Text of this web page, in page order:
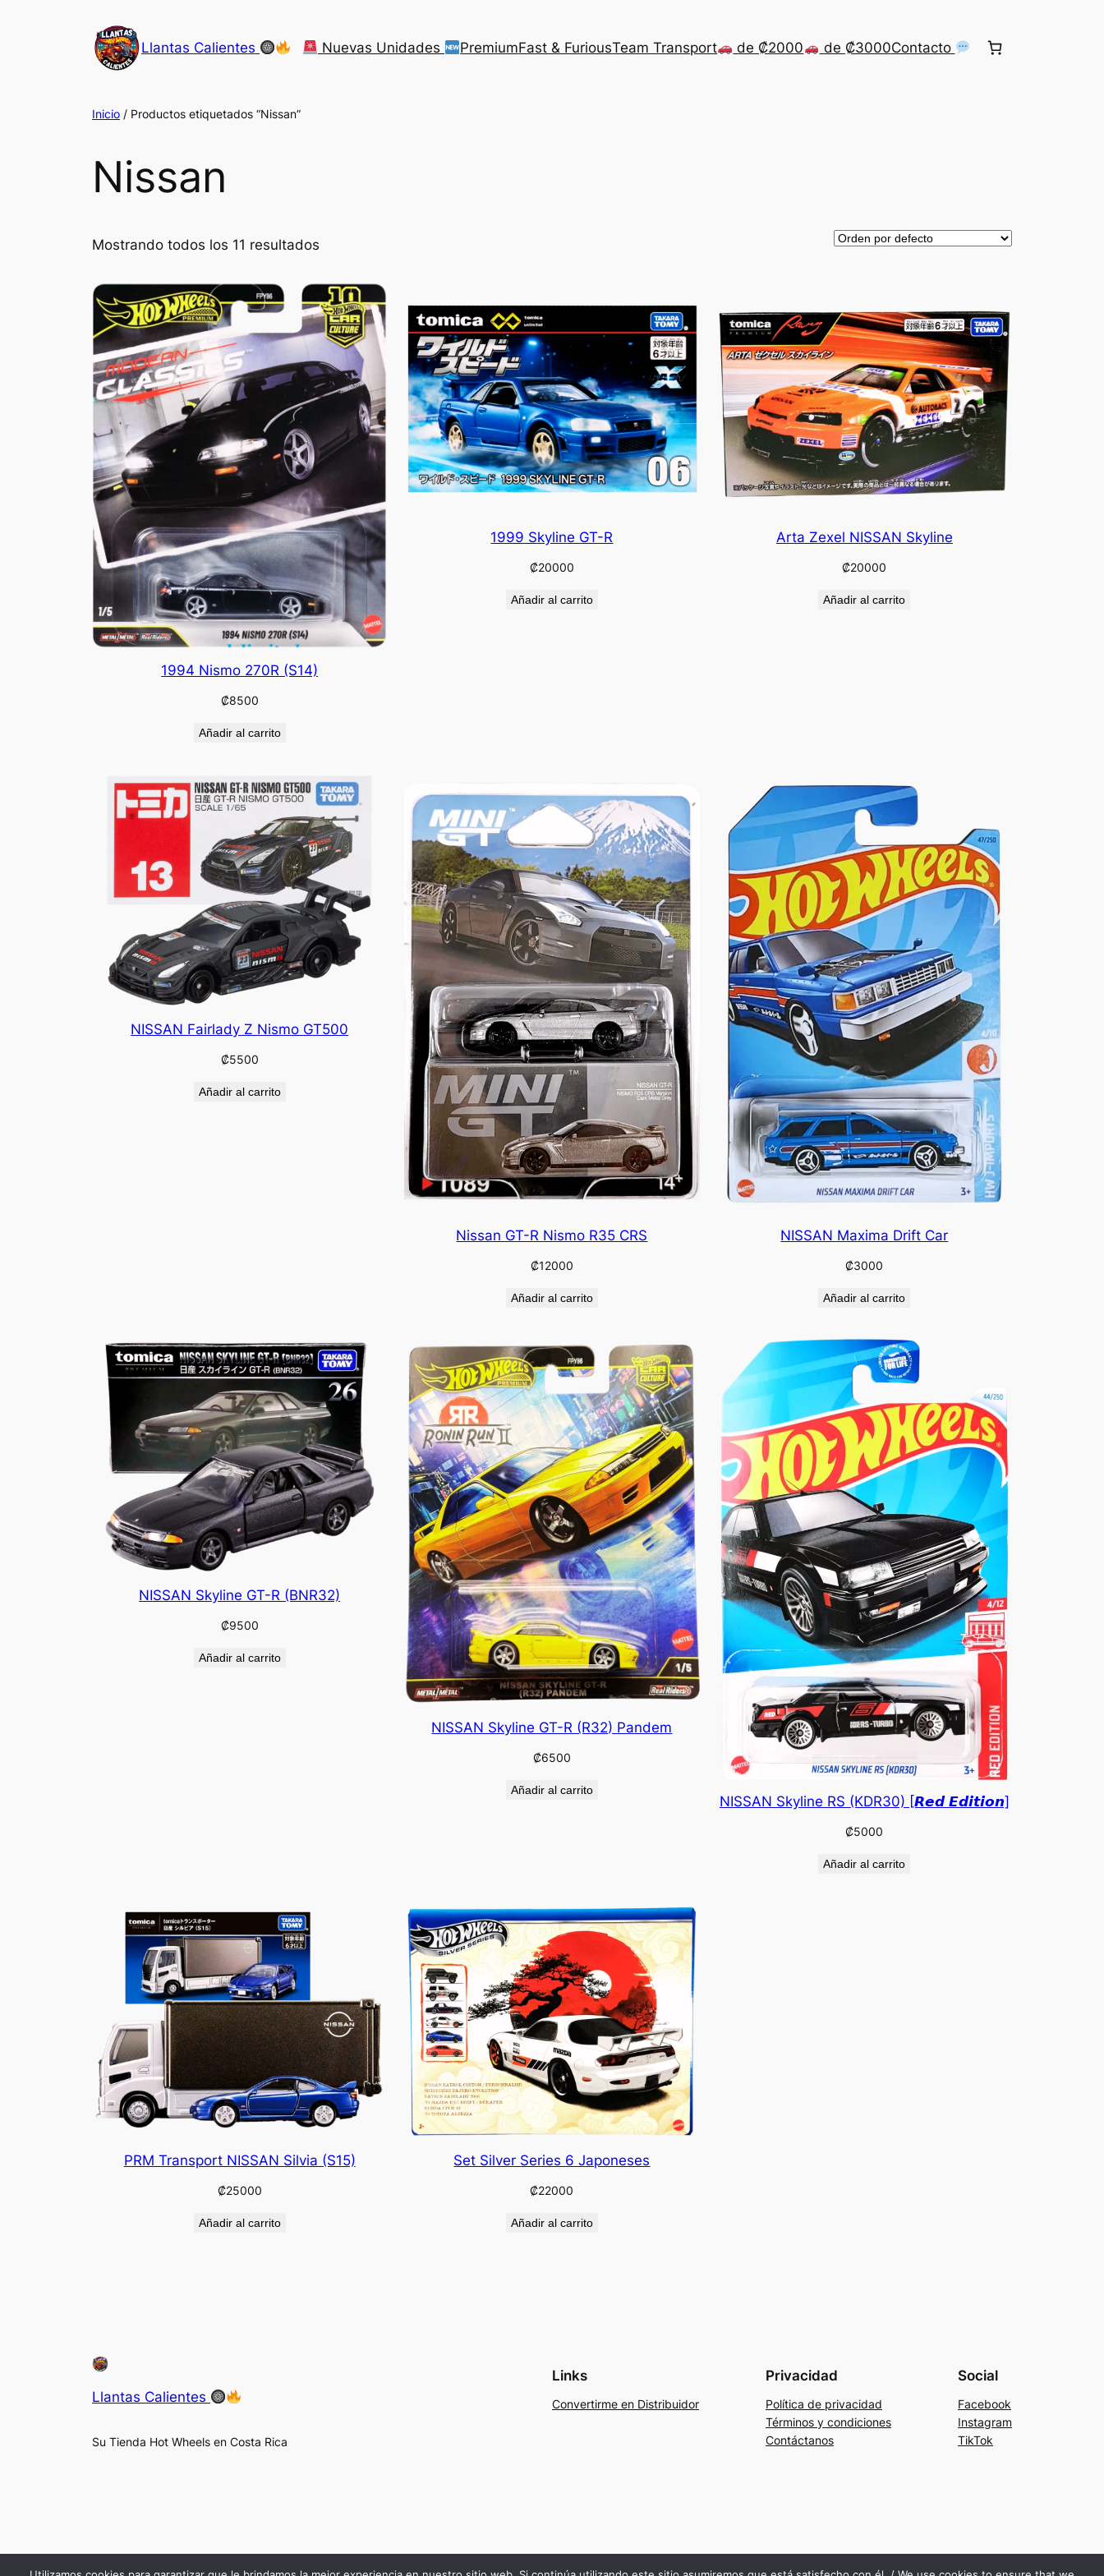
Llantas Calientes Nuevas Unidades PremiumFast & FuriousTeam Transport de ₡2000 de ₡3000Contacto
Inicio / Productos etiquetados “Nissan”
Nissan
Mostrando todos los 11 resultados
1994 Nismo 270R (S14)
₡8500
Añadir al carrito
1999 Skyline GT-R
₡20000
Añadir al carrito
Arta Zexel NISSAN Skyline
₡20000
Añadir al carrito
NISSAN Fairlady Z Nismo GT500
₡5500
Añadir al carrito
Nissan GT-R Nismo R35 CRS
₡12000
Añadir al carrito
NISSAN Maxima Drift Car
₡3000
Añadir al carrito
NISSAN Skyline GT-R (BNR32)
₡9500
Añadir al carrito
NISSAN Skyline GT-R (R32) Pandem
₡6500
Añadir al carrito
NISSAN Skyline RS (KDR30) [𝙍𝙚𝙙 𝙀𝙙𝙞𝙩𝙞𝙤𝙣]
₡5000
Añadir al carrito
PRM Transport NISSAN Silvia (S15)
₡25000
Añadir al carrito
Set Silver Series 6 Japoneses
₡22000
Añadir al carrito
Llantas Calientes
Su Tienda Hot Wheels en Costa Rica
Links
Convertirme en Distribuidor
Privacidad
Política de privacidad
Términos y condiciones
Contáctanos
Social
Facebook
Instagram
TikTok